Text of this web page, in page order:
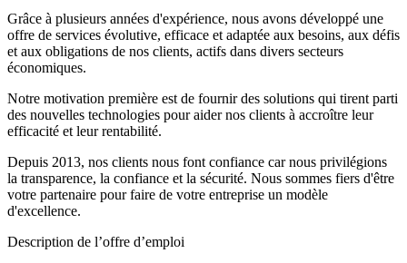
Grâce à plusieurs années d'expérience, nous avons développé une
offre de services évolutive, efficace et adaptée aux besoins, aux défis
et aux obligations de nos clients, actifs dans divers secteurs
économiques.
Notre motivation première est de fournir des solutions qui tirent parti
des nouvelles technologies pour aider nos clients à accroître leur
efficacité et leur rentabilité.
Depuis 2013, nos clients nous font confiance car nous privilégions
la transparence, la confiance et la sécurité. Nous sommes fiers d'être
votre partenaire pour faire de votre entreprise un modèle
d'excellence.
Description de l’offre d’emploi